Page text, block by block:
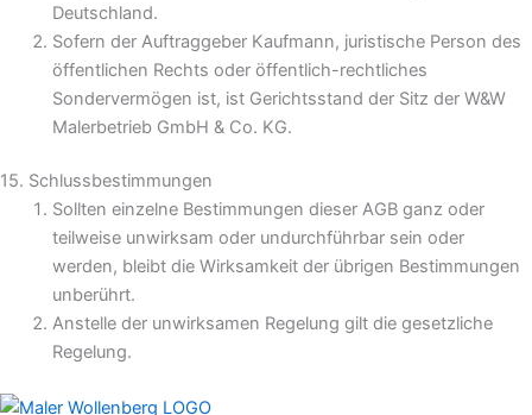
Deutschland.
Sofern der Auftraggeber Kaufmann, juristische Person des
öffentlichen Rechts oder öffentlich-rechtliches
Sondervermögen ist, ist Gerichtsstand der Sitz der W&W
Malerbetrieb GmbH & Co. KG.
15. Schlussbestimmungen
Sollten einzelne Bestimmungen dieser AGB ganz oder
teilweise unwirksam oder undurchführbar sein oder
werden, bleibt die Wirksamkeit der übrigen Bestimmungen
unberührt.
Anstelle der unwirksamen Regelung gilt die gesetzliche
Regelung.